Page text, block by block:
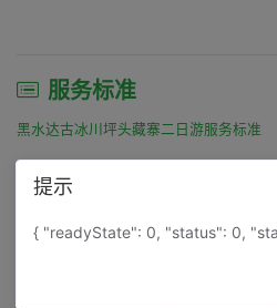
服务标准
黑水达古冰川坪头藏寨二日游服务标准
用餐： 1早1正餐（正餐十人一桌、八菜
散客团将根据每天参团的人数
提示
{ "readyState": 0, "status": 0,